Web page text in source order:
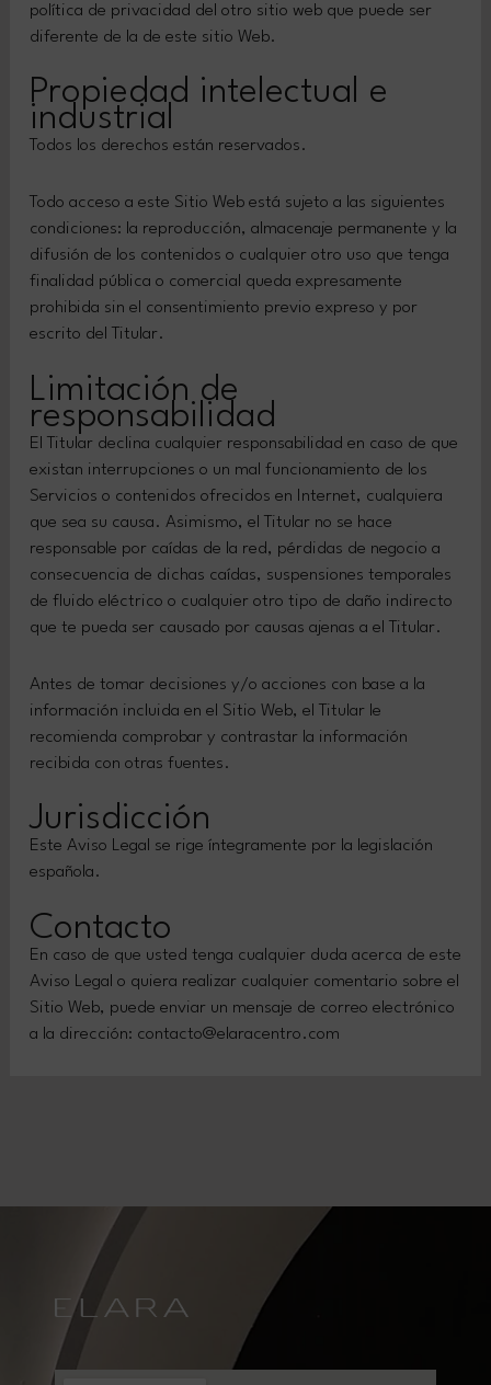
política de privacidad del otro sitio web que puede ser
diferente de la de este sitio Web.
Propiedad intelectual e
industrial
Todos los derechos están reservados.
Todo acceso a este Sitio Web está sujeto a las siguientes
condiciones: la reproducción, almacenaje permanente y la
difusión de los contenidos o cualquier otro uso que tenga
finalidad pública o comercial queda expresamente
prohibida sin el consentimiento previo expreso y por
escrito del Titular.
Limitación de
responsabilidad
El Titular declina cualquier responsabilidad en caso de que
existan interrupciones o un mal funcionamiento de los
Servicios o contenidos ofrecidos en Internet, cualquiera
que sea su causa. Asimismo, el Titular no se hace
responsable por caídas de la red, pérdidas de negocio a
consecuencia de dichas caídas, suspensiones temporales
de fluido eléctrico o cualquier otro tipo de daño indirecto
que te pueda ser causado por causas ajenas a el Titular.
Antes de tomar decisiones y/o acciones con base a la
información incluida en el Sitio Web, el Titular le
recomienda comprobar y contrastar la información
recibida con otras fuentes.
Jurisdicción
Este Aviso Legal se rige íntegramente por la legislación
española.
Contacto
En caso de que usted tenga cualquier duda acerca de este
Aviso Legal o quiera realizar cualquier comentario sobre el
Sitio Web, puede enviar un mensaje de correo electrónico
a la dirección: contacto@elaracentro.com